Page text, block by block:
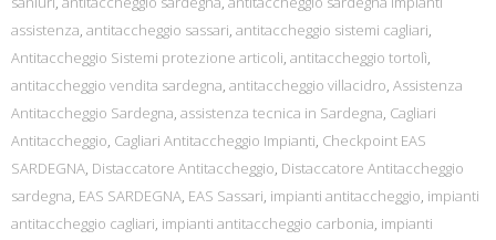
assistenza, antitaccheggio sassari, antitaccheggio sistemi cagliari,
Antitaccheggio Sistemi protezione articoli, antitaccheggio tortolì,
antitaccheggio vendita sardegna, antitaccheggio villacidro, Assistenza
Antitaccheggio Sardegna, assistenza tecnica in Sardegna, Cagliari
Antitaccheggio, Cagliari Antitaccheggio Impianti, Checkpoint EAS
SARDEGNA, Distaccatore Antitaccheggio, Distaccatore Antitaccheggio
sardegna, EAS SARDEGNA, EAS Sassari, impianti antitaccheggio, impianti
antitaccheggio cagliari, impianti antitaccheggio carbonia, impianti